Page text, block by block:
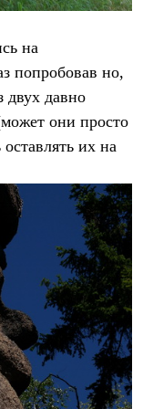
на
попробовав но,
двух давно
они просто
их на